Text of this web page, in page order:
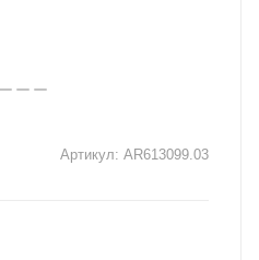
Артикул: AR613099.03